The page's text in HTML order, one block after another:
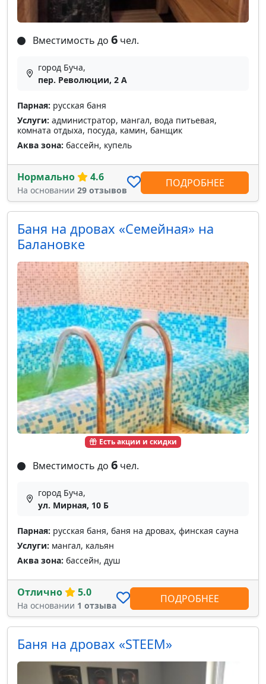
Вместимость до 6 чел.
город Буча,
пер. Революции, 2 А
Парная: русская баня
Услуги: администратор, мангал, вода питьевая,
комната отдыха, посуда, камин, банщик
Аква зона: бассейн, купель
Нормально 4.6
На основании 29 отзывов
ПОДРОБНЕЕ
Есть акции и скидки
Баня на дровах «Семейная» на
Балановке
Вместимость до 6 чел.
город Буча,
ул. Мирная, 10 Б
Парная: русская баня, баня на дровах, финская сауна
Услуги: мангал, кальян
Аква зона: бассейн, душ
Отлично 5.0
На основании 1 отзыва
ПОДРОБНЕЕ
Баня на дровах «STEEM»